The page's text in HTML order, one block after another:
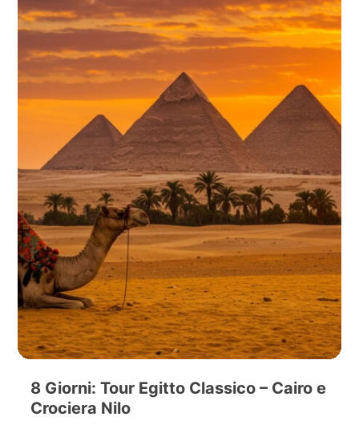
8 Giorni: Tour Egitto Classico – Cairo e
Crociera Nilo